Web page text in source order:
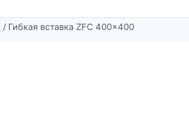
/ Гибкая вставка ZFC 400×400